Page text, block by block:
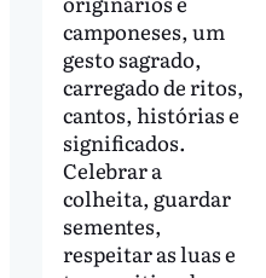
camponeses, um
gesto sagrado,
carregado de ritos,
cantos, histórias e
significados.
Celebrar a
colheita, guardar
sementes,
respeitar as luas e